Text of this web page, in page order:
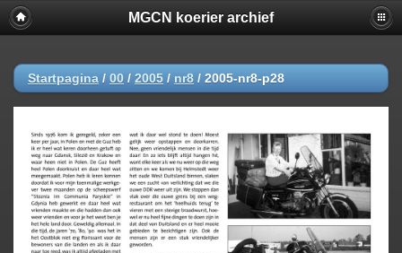
MGCN koerier archief
Startpagina / 00 / 2005 / nr8 / 2005-nr8-p28